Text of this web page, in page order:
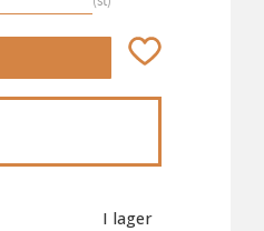
Lägg till i
I lager